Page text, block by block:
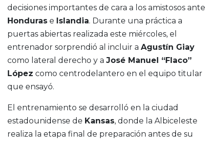
decisiones importantes de cara a los amistosos ante
Honduras e Islandia. Durante una práctica a
puertas abiertas realizada este miércoles, el
entrenador sorprendió al incluir a Agustín Giay
como lateral derecho y a José Manuel “Flaco”
López como centrodelantero en el equipo titular
que ensayó.
El entrenamiento se desarrolló en la ciudad
estadounidense de Kansas, donde la Albiceleste
realiza la etapa final de preparación antes de su